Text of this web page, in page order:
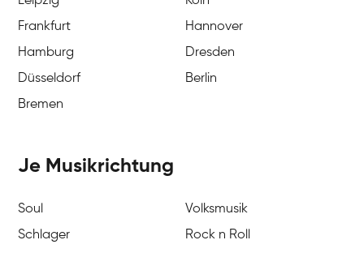
Frankfurt
Hannover
Hamburg
Dresden
Düsseldorf
Berlin
Bremen
Je Musikrichtung
Soul
Volksmusik
Schlager
Rock n Roll